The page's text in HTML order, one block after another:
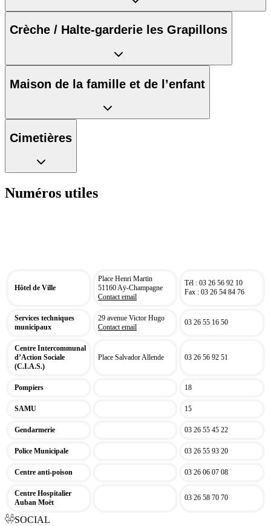
Crèche / Halte-garderie les Grapillons
Maison de la famille et de l’enfant
Cimetières
Numéros utiles
Hôtel de Ville
Place Henri Martin
51160 Aÿ-Champagne
Contact email
Tél : 03 26 56 92 10
Fax : 03 26 54 84 76
Services techniques
municipaux
29 avenue Victor Hugo
Contact email
03 26 55 16 50
Centre Intercommunal
d’Action Sociale
(C.I.A.S.)
Place Salvador Allende 03 26 56 92 51
Pompiers 18
SAMU 15
Gendarmerie 03 26 55 45 22
Police Municipale 03 26 55 93 20
Centre anti-poison 03 26 06 07 08
Centre Hospitalier
Auban Moët
03 26 58 70 70
SOCIAL